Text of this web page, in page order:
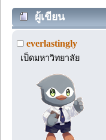
ผู้เขียน
everlastingly
เป็ดมหาวิทยาลัย